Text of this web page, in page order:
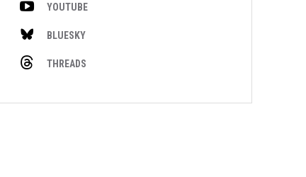
YOUTUBE
BLUESKY
THREADS